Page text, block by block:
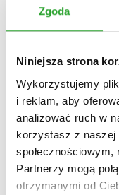
Zgoda
Niniejsza strona
Wykorzystujemy
i reklam, aby
analizować ruch w
korzystasz z naszej
Partnerzy mogą
otrzymanymi od
Ziołowy balsam do ust
21,00zł
Do koszyka